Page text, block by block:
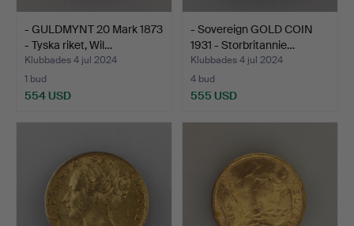
- GULDMYNT 20 Mark 1873
- Tyska riket, Wil…
Klubbades 4 jul 2024
1 bud
554 USD
- Sovereign GOLD COIN
1931 - Storbritannie…
Klubbades 4 jul 2024
4 bud
555 USD